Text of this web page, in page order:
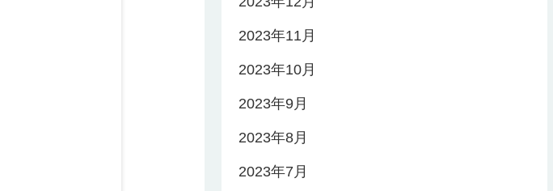
2023年11月
2023年10月
2023年9月
2023年8月
2023年7月